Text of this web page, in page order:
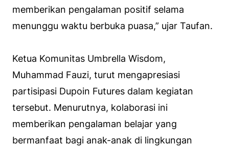
memberikan pengalaman positif selama
menunggu waktu berbuka puasa,” ujar Taufan.
Ketua Komunitas Umbrella Wisdom,
Muhammad Fauzi, turut mengapresiasi
partisipasi Dupoin Futures dalam kegiatan
tersebut. Menurutnya, kolaborasi ini
memberikan pengalaman belajar yang
bermanfaat bagi anak-anak di lingkungan